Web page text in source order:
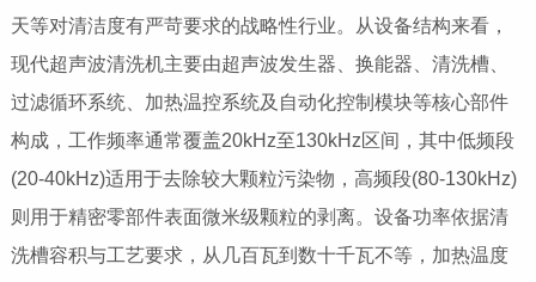
天等对清洁度有严苛要求的战略性行业。从设备结构来看，
现代超声波清洗机主要由超声波发生器、换能器、清洗槽、
过滤循环系统、加热温控系统及自动化控制模块等核心部件
构成，工作频率通常覆盖20kHz至130kHz区间，其中低频段
(20-40kHz)适用于去除较大颗粒污染物，高频段(80-130kHz)
则用于精密零部件表面微米级颗粒的剥离。设备功率依据清
洗槽容积与工艺要求，从几百瓦到数十千瓦不等，加热温度